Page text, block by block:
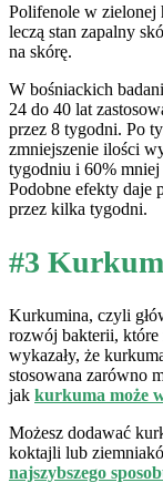
Polifenole w zielonej
leczą stan zapalny
na skórę.
W bośniackich
24 do 40 lat
przez 8 tygodni. Po
zmniejszenie ilości
tygodniu i 60%
Podobne efekty daje
przez kilka tygodni.
#3
Kurkumina, czyli
rozwój bakterii, które
wykazały, że
stosowana zarówno
jak kurkuma może
Możesz dodawać
koktajli lub
najszybszego